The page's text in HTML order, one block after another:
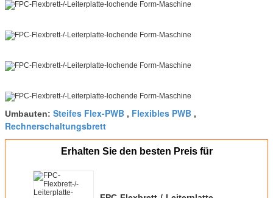
Umbauten: Steifes Flex-PWB , Flexibles PWB ,
Rechnerschaltungsbrett
Erhalten Sie den besten Preis für